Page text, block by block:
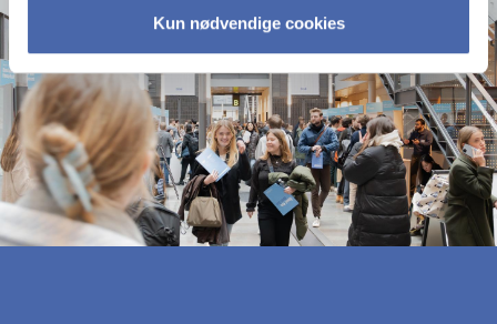
Kun nødvendige cookies